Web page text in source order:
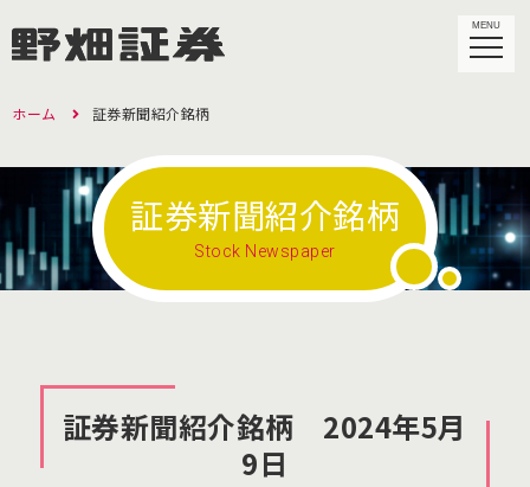
MENU
ホーム 証券新聞紹介銘柄
証券新聞紹介銘柄
Stock Newspaper
証券新聞紹介銘柄 2024年5月
9日